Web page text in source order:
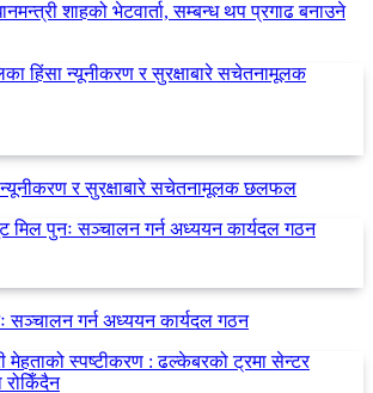
शाहको भेटवार्ता, सम्बन्ध थप प्रगाढ बनाउने
न्यूनीकरण र सुरक्षाबारे सचेतनामूलक छलफल
सञ्चालन गर्न अध्ययन कार्यदल गठन